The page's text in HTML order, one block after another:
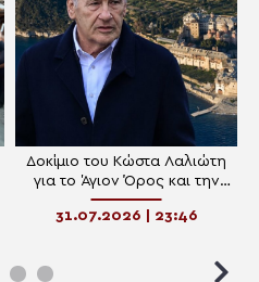
Δοκίμιο του Κώστα Λαλιώτη
για το Άγιον Όρος και την
Αθωνική Πολιτεία
31.07.2026 | 23:46